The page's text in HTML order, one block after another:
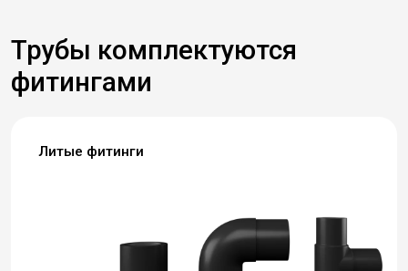
Трубы комплектуются
фитингами
Литые фитинги